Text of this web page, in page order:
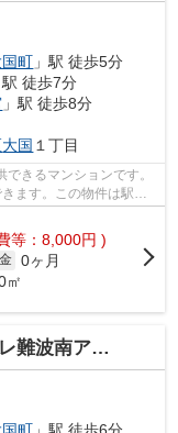
国町 」駅 徒歩5分
駅 徒歩7分
」駅 徒歩8分
大国 １丁目
きるマンションです。
ます。この物件は駅か
等：8,000円 )
0ヶ月
㎡
波南アルマ